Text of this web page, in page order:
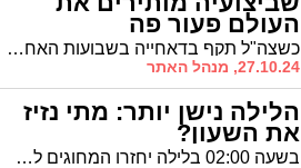
העולם פעור פה
כשצה"ל תקף בדאחייה בשבועות האחרונים ניתן היה לראות כיצד הבניין המותקף קורס בתוך 5 שניות משל היה עשוי מנייר בשעה שכל הבניינים הסמוכים אליו נשארו על כנם. הכירו את 'ספייס' הישראלית שמכה בהלם את העולם
27.10.24, מנהל האתר
הלילה נישן יותר: מתי נזיז
את השעון?
בשעה 02:00 בלילה יחזרו המחוגים לשעה 01:00, ובכך יסתיים רשמית שעון הקיץ ויתחיל שעון החורף